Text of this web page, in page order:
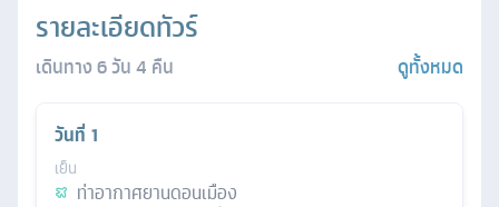
รายละเอียดทัวร์
เดินทาง6วัน4 คืน ดูทั้งหมด
วันที่ 1
เย็น
ท่าอากาศยานดอนเมือง